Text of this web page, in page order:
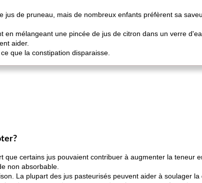
de pruneau, mais de nombreux enfants préfèrent sa
en mélangeant une pincée de jus de citron dans un verre
aider.
que la constipation disparaisse.
que certains jus pouvaient contribuer à augmenter la teneur
non absorbable.
La plupart des jus pasteurisés peuvent aider à soulager